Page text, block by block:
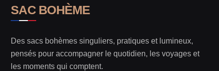
SAC BOHÈME
Des sacs bohèmes singuliers, pratiques et lumineux,
pensés pour accompagner le quotidien, les voyages et
les moments qui comptent.